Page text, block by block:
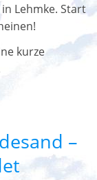
Lehmke. Start
kurze
–